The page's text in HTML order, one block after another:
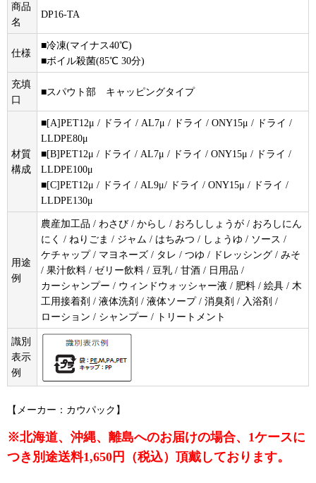
商品
名
DP16-TA
仕様
■冷凍(マイナス40℃)
■ボイル殺菌(85℃ 30分)
充填
口
■スパウト部 キャッピングタイプ
材質
構成
■[A]PET12μ / ドライ / AL7μ / ドライ / ONY15μ / ドライ /
LLDPE80μ
■[B]PET12μ / ドライ / AL7μ / ドライ / ONY15μ / ドライ /
LLDPE100μ
■[C]PET12μ / ドライ / AL9μ/ ドライ / ONY15μ / ドライ /
LLDPE130μ
用途
例
農産加工品 / わさび / からし / おろししょうが / おろしにん
にく / ねりごま / ジャム / はちみつ / しょうゆ / ソース /
ケチャップ / マヨネーズ / タレ / つゆ / ドレッシング / みそ
/ 果汁飲料 / ゼリー飲料 / 豆乳 / 甘酒 / 日用品 /
カーシャンプー / ウィンドウォッシャー液 / 肥料 / 絵具 / 木
工用接着剤 / 液体洗剤 / 液体ソープ / 消臭剤 / 入浴剤 /
ローション / シャンプー / トリートメント
識別
表示
例
【メーカー：カウパック】
※北海道、沖縄、離島へのお届けの場合、1ケースに
つき別途送料1,650円（税込）頂戴しております。